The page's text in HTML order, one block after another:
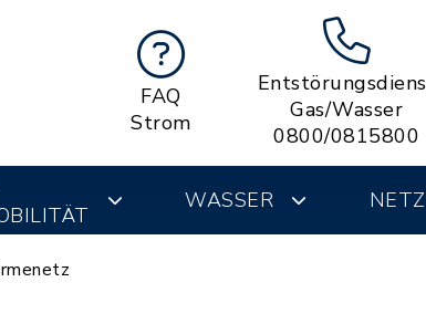
FAQ
Strom
Gas/Wasser
0800/0815800
WASSER